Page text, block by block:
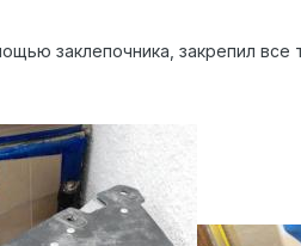
заклепочника, закрепил